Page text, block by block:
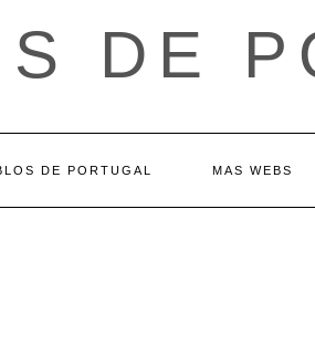
DE
DE PORTUGAL MAS WEBS